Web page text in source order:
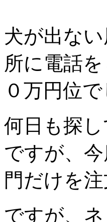
犬が出な
所に電話
０万円位
何日も探
ですが、
門だけを
ですが、